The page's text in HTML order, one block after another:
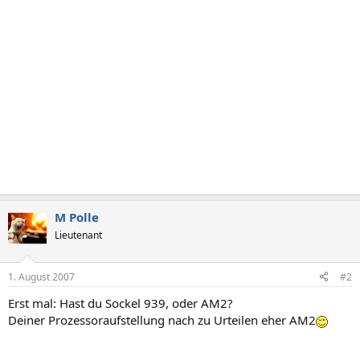
M Polle
Lieutenant
1. August 2007 #2
Erst mal: Hast du Sockel 939, oder AM2?
Deiner Prozessoraufstellung nach zu Urteilen eher AM2